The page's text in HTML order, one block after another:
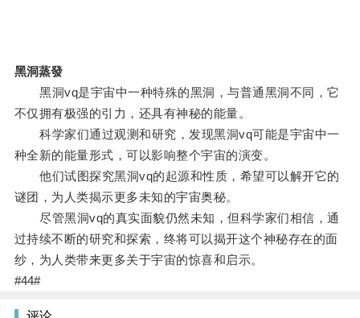
黑洞蒸發
黑洞vq是宇宙中一种特殊的黑洞，与普通黑洞不同，它
不仅拥有极强的引力，还具有神秘的能量。
科学家们通过观测和研究，发现黑洞vq可能是宇宙中一
种全新的能量形式，可以影响整个宇宙的演变。
他们试图探究黑洞vq的起源和性质，希望可以解开它的
谜团，为人类揭示更多未知的宇宙奥秘。
尽管黑洞vq的真实面貌仍然未知，但科学家们相信，通
过持续不断的研究和探索，终将可以揭开这个神秘存在的面
纱，为人类带来更多关于宇宙的惊喜和启示。
#44#